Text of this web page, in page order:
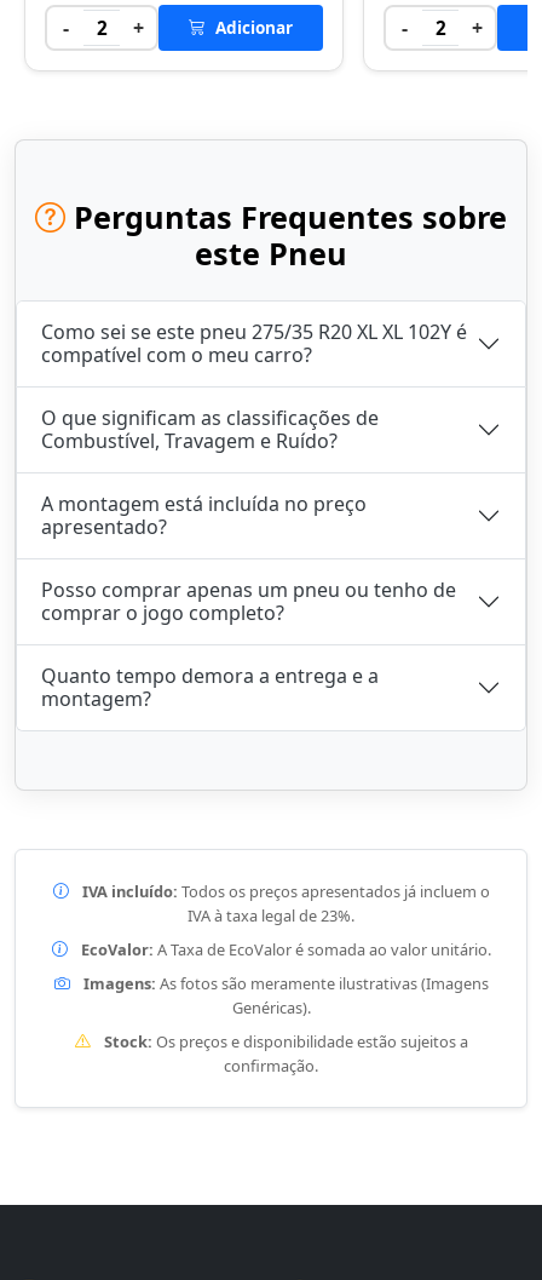
- 2 + Adicionar - 2 +
Perguntas Frequentes sobre
este Pneu
Como sei se este pneu 275/35 R20 XL XL 102Y é
compatível com o meu carro?
O que significam as classificações de
Combustível, Travagem e Ruído?
A montagem está incluída no preço
apresentado?
Posso comprar apenas um pneu ou tenho de
comprar o jogo completo?
Quanto tempo demora a entrega e a
montagem?
IVA incluído: Todos os preços apresentados já incluem o
IVA à taxa legal de 23%.
EcoValor: A Taxa de EcoValor é somada ao valor unitário.
Imagens: As fotos são meramente ilustrativas (Imagens
Genéricas).
Stock: Os preços e disponibilidade estão sujeitos a
confirmação.